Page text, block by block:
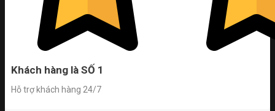
Khách hàng là SỐ 1
Hỗ trợ khách hàng 24/7